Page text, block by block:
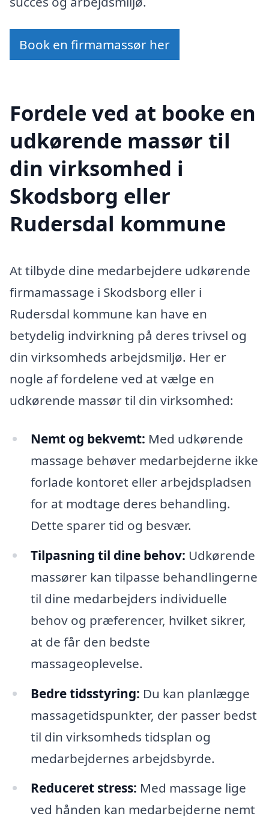
Book en firmamassør her
Fordele ved at booke en
udkørende massør til
din virksomhed i
Skodsborg eller
Rudersdal kommune
At tilbyde dine medarbejdere udkørende
firmamassage i Skodsborg eller i
Rudersdal kommune kan have en
betydelig indvirkning på deres trivsel og
din virksomheds arbejdsmiljø. Her er
nogle af fordelene ved at vælge en
udkørende massør til din virksomhed:
Nemt og bekvemt: Med udkørende
massage behøver medarbejderne ikke
forlade kontoret eller arbejdspladsen
for at modtage deres behandling.
Dette sparer tid og besvær.
Tilpasning til dine behov: Udkørende
massører kan tilpasse behandlingerne
til dine medarbejders individuelle
behov og præferencer, hvilket sikrer,
at de får den bedste
massageoplevelse.
Bedre tidsstyring: Du kan planlægge
massagetidspunkter, der passer bedst
til din virksomheds tidsplan og
medarbejdernes arbejdsbyrde.
Reduceret stress: Med massage lige
ved hånden kan medarbejderne nemt